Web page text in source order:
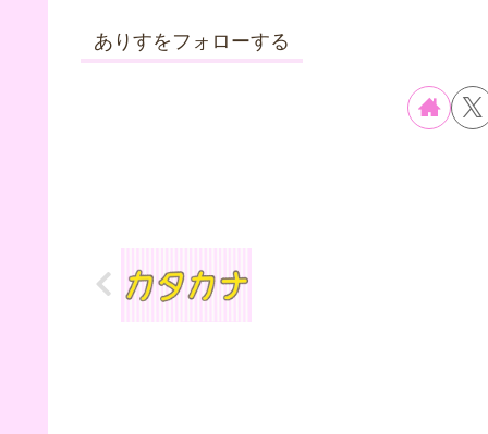
ありすをフォローする